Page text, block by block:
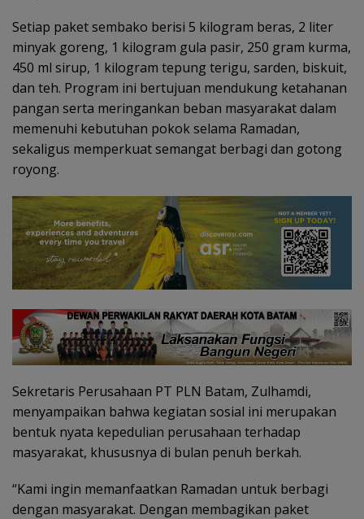
Setiap paket sembako berisi 5 kilogram beras, 2 liter
minyak goreng, 1 kilogram gula pasir, 250 gram kurma,
450 ml sirup, 1 kilogram tepung terigu, sarden, biskuit,
dan teh. Program ini bertujuan mendukung ketahanan
pangan serta meringankan beban masyarakat dalam
memenuhi kebutuhan pokok selama Ramadan,
sekaligus memperkuat semangat berbagi dan gotong
royong.
Sekretaris Perusahaan PT PLN Batam, Zulhamdi,
menyampaikan bahwa kegiatan sosial ini merupakan
bentuk nyata kepedulian perusahaan terhadap
masyarakat, khususnya di bulan penuh berkah.
“Kami ingin memanfaatkan Ramadan untuk berbagi
dengan masyarakat. Dengan membagikan paket